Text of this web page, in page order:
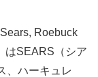
Roebuck
はSEARS（シア
、ハーキュレ